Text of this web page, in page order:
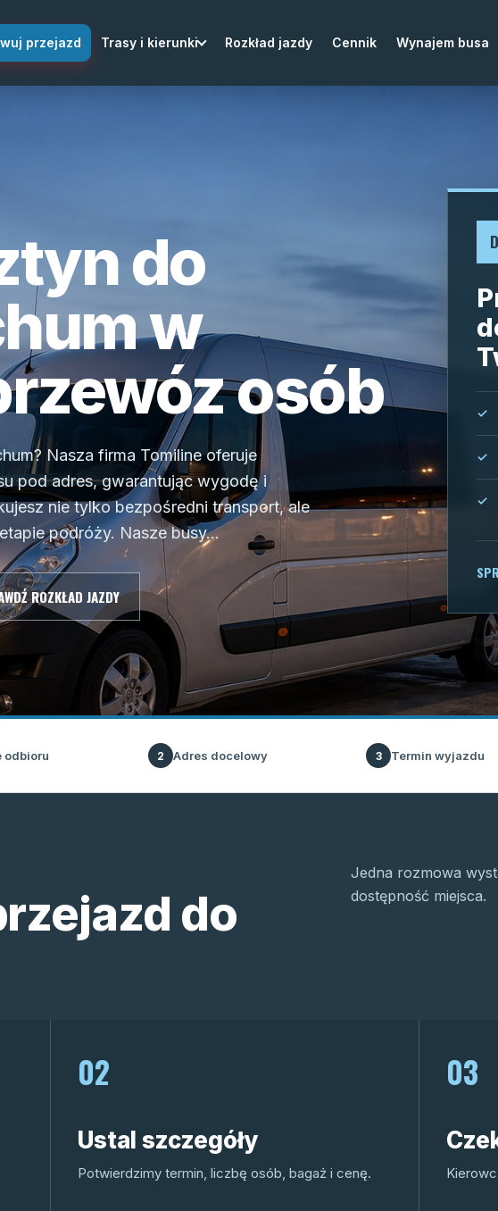
przejazd Trasy i kierunki Rozkład jazdy Cennik Wynajem busa
do
w
osób
Nasza firma Tomiline oferuje
pod adres, gwarantując wygodę i
nie tylko bezpośredni transport, ale
podróży. Nasze busy...
ROZKŁAD JAZDY
odbioru 2 Adres docelowy 3 Termin wyjazdu
do
Jedna rozmowa
dostępność miejsca.
02
Ustal szczegóły
Potwierdzimy termin, liczbę osób, bagaż i cenę.
03